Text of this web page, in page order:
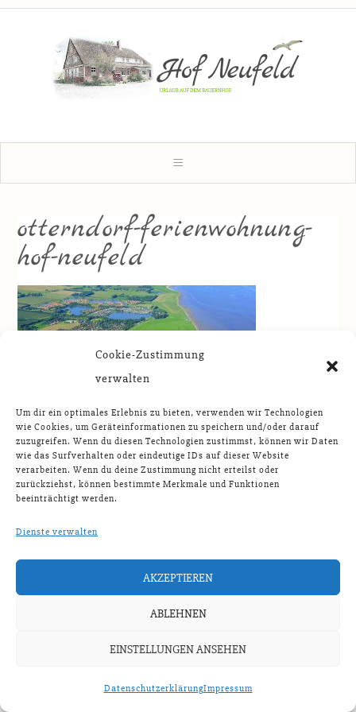
Cookie-Zustimmung
verwalten
Um dir ein optimales Erlebnis zu bieten, verwenden wir Technologien
wie Cookies, um Geräteinformationen zu speichern und/oder darauf
zuzugreifen. Wenn du diesen Technologien zustimmst, können wir Daten
wie das Surfverhalten oder eindeutige IDs auf dieser Website
verarbeiten. Wenn du deine Zustimmung nicht erteilst oder
zurückziehst, können bestimmte Merkmale und Funktionen
beeinträchtigt werden.
Dienste verwalten
AKZEPTIEREN
ABLEHNEN
EINSTELLUNGEN ANSEHEN
DatenschutzerklärungImpressum
otterndorf-ferienwohnung-
hof-neufeld
COPYRIGHT © 2026 |